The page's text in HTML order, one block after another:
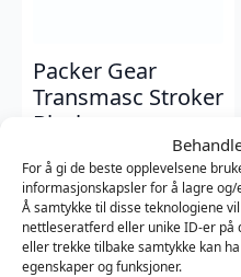
For å gi de beste opplevelsene
informasjonskapsler for å lagre
Å samtykke til disse teknologiene
nettleseratferd eller unike ID-er på
eller trekke tilbake samtykke kan
egenskaper og funksjoner.
Packer Gear
Transmasc Stroker
Black
Packer Gear
229kr